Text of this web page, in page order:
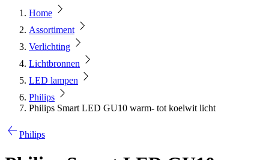
Home
Assortiment
Verlichting
Lichtbronnen
LED lampen
Philips
Philips Smart LED GU10 warm- tot koelwit licht
Philips